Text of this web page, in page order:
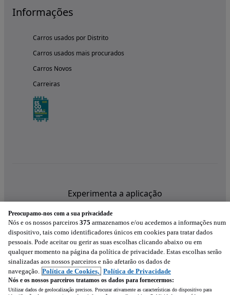
Informações
Carros usados por Distrito
Carros usados mais procurados
Carros Novos
Carreiras
Experimenta a aplicação
Preocupamo-nos com a sua privacidade
Nós e os nossos parceiros 375 armazenamos e/ou acedemos a informações num
dispositivo, tais como identificadores únicos em cookies para tratar dados
pessoais. Pode aceitar ou gerir as suas escolhas clicando abaixo ou em
qualquer momento na página da política de privacidade. Estas escolhas serão
sinalizadas aos nossos parceiros e não afetarão os dados de
navegação. Política de Cookies, Política de Privacidade
Nós e os nossos parceiros tratamos os dados para fornecermos:
Utilizar dados de geolocalização precisos. Procurar ativamente as características do dispositivo para